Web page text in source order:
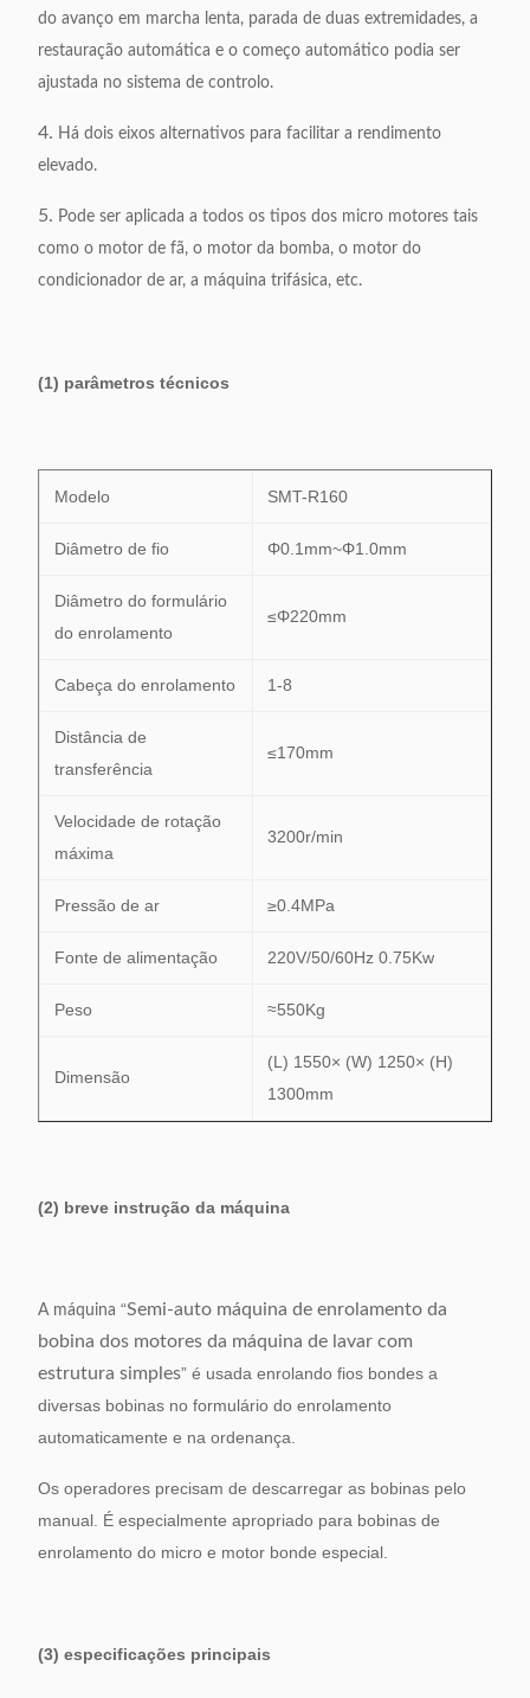
do avanço em marcha lenta, parada de duas extremidades, a
restauração automática e o começo automático podia ser
ajustada no sistema de controlo.
4. Há dois eixos alternativos para facilitar a rendimento
elevado.
5. Pode ser aplicada a todos os tipos dos micro motores tais
como o motor de fã, o motor da bomba, o motor do
condicionador de ar, a máquina trifásica, etc.
(1) parâmetros técnicos
Modelo SMT-R160
Diâmetro de fio Φ0.1mm~Φ1.0mm
Diâmetro do formulário
do enrolamento
≤Φ220mm
Cabeça do enrolamento 1-8
Distância de
transferência
≤170mm
Velocidade de rotação
máxima
3200r/min
Pressão de ar ≥0.4MPa
Fonte de alimentação 220V/50/60Hz 0.75Kw
Peso ≈550Kg
Dimensão
(L) 1550× (W) 1250× (H)
1300mm
(2) breve instrução da máquina
A máquina “Semi-auto máquina de enrolamento da
bobina dos motores da máquina de lavar com
estrutura simples” é usada enrolando fios bondes a
diversas bobinas no formulário do enrolamento
automaticamente e na ordenança.
Os operadores precisam de descarregar as bobinas pelo
manual. É especialmente apropriado para bobinas de
enrolamento do micro e motor bonde especial.
(3) especificações principais